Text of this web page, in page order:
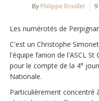
By Philippe Bouillet
Les numérotés de
C'est un Christophe
l'équipe fanion de l'ASCL St
pour le compte de la 4°
Nationale.
Particulièrement concentré